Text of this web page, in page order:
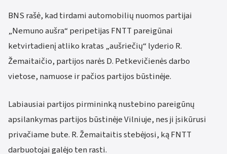
BNS rašė, kad tirdami automobilių nuomos partijai
„Nemuno aušra“ peripetijas FNTT pareigūnai
ketvirtadienį atliko kratas „aušriečių“ lyderio R.
Žemaitaičio, partijos narės D. Petkevičienės darbo
vietose, namuose ir pačios partijos būstinėje.
Labiausiai partijos pirmininką nustebino pareigūnų
apsilankymas partijos būstinėje Vilniuje, nes ji įsikūrusi
privačiame bute. R. Žemaitaitis stebėjosi, ką FNTT
darbuotojai galėjo ten rasti.